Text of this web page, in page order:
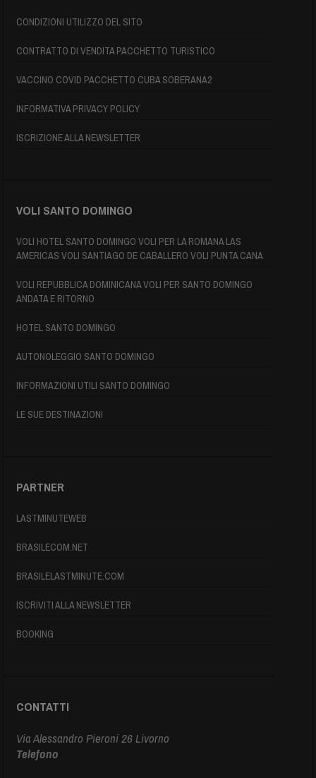
CONDIZIONI UTILIZZO DEL SITO
CONTRATTO DI VENDITA PACCHETTO TURISTICO
VACCINO COVID PACCHETTO CUBA SOBERANA2
INFORMATIVA PRIVACY POLICY
ISCRIZIONE ALLA NEWSLETTER
VOLI SANTO DOMINGO
VOLI HOTEL SANTO DOMINGO VOLI PER LA ROMANA LAS
AMERICAS VOLI SANTIAGO DE CABALLERO VOLI PUNTA CANA
VOLI REPUBBLICA DOMINICANA VOLI PER SANTO DOMINGO
ANDATA E RITORNO
HOTEL SANTO DOMINGO
AUTONOLEGGIO SANTO DOMINGO
INFORMAZIONI UTILI SANTO DOMINGO
LE SUE DESTINAZIONI
PARTNER
LASTMINUTEWEB
BRASILECOM.NET
BRASILELASTMINUTE.COM
ISCRIVITI ALLA NEWSLETTER
BOOKING
CONTATTI
Via Alessandro Pieroni 26 Livorno
Telefono